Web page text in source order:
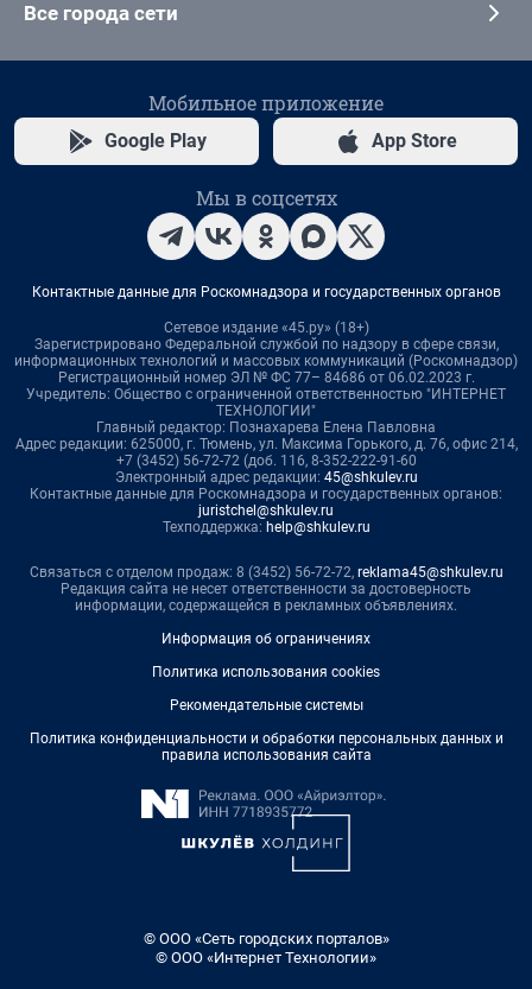
Все города сети
Мобильное приложение
Google Play App Store
Мы в соцсетях
Контактные данные для Роскомнадзора и государственных органов
Сетевое издание «45.ру» (18+)
Зарегистрировано Федеральной службой по надзору в сфере связи,
информационных технологий и массовых коммуникаций (Роскомнадзор)
Регистрационный номер ЭЛ № ФС 77– 84686 от 06.02.2023 г.
Учредитель: Общество с ограниченной ответственностью "ИНТЕРНЕТ
ТЕХНОЛОГИИ"
Главный редактор: Познахарева Елена Павловна
Адрес редакции: 625000, г. Тюмень, ул. Максима Горького, д. 76, офис 214,
+7 (3452) 56-72-72 (доб. 116, 8-352-222-91-60
Электронный адрес редакции: 45@shkulev.ru
Контактные данные для Роскомнадзора и государственных органов:
juristchel@shkulev.ru
Техподдержка: help@shkulev.ru
Связаться с отделом продаж: 8 (3452) 56-72-72, reklama45@shkulev.ru
Редакция сайта не несет ответственности за достоверность
информации, содержащейся в рекламных объявлениях.
Информация об ограничениях
Политика использования cookies
Рекомендательные системы
Политика конфиденциальности и обработки персональных данных и
правила использования сайта
© ООО «Сеть городских порталов»
© ООО «Интернет Технологии»